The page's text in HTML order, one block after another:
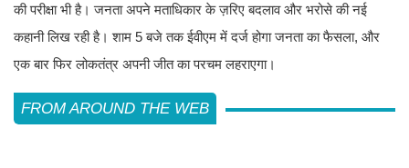
की परीक्षा भी है। जनता अपने मताधिकार के ज़रिए बदलाव और भरोसे की नई
कहानी लिख रही है। शाम 5 बजे तक ईवीएम में दर्ज होगा जनता का फैसला, और
एक बार फिर लोकतंत्र अपनी जीत का परचम लहराएगा।
FROM AROUND THE WEB